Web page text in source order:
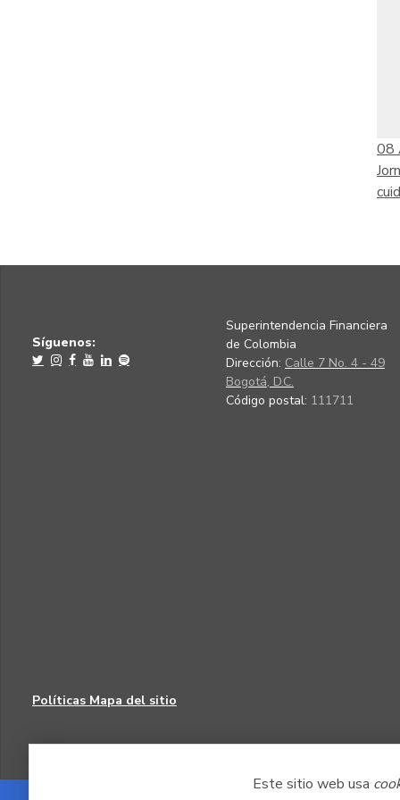
Este sitio web usa
08
Síguenos:
Superintendencia Financiera
de Colombia
Dirección: Calle 7 No. 4 - 49
Bogotá, D.C.
Código postal: 111711
Políticas Mapa del sitio